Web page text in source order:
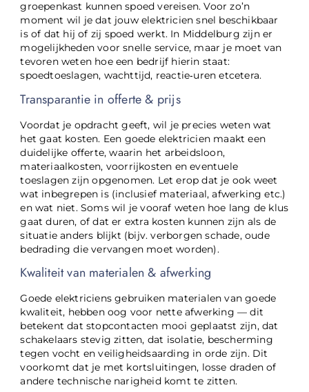
groepenkast kunnen spoed vereisen. Voor zo’n
moment wil je dat jouw elektricien snel beschikbaar
is of dat hij of zij spoed werkt. In Middelburg zijn er
mogelijkheden voor snelle service, maar je moet van
tevoren weten hoe een bedrijf hierin staat:
spoedtoeslagen, wachttijd, reactie‑uren etcetera.
Transparantie in offerte & prijs
Voordat je opdracht geeft, wil je precies weten wat
het gaat kosten. Een goede elektricien maakt een
duidelijke offerte, waarin het arbeidsloon,
materiaalkosten, voorrijkosten en eventuele
toeslagen zijn opgenomen. Let erop dat je ook weet
wat inbegrepen is (inclusief materiaal, afwerking etc.)
en wat niet. Soms wil je vooraf weten hoe lang de klus
gaat duren, of dat er extra kosten kunnen zijn als de
situatie anders blijkt (bijv. verborgen schade, oude
bedrading die vervangen moet worden).
Kwaliteit van materialen & afwerking
Goede elektriciens gebruiken materialen van goede
kwaliteit, hebben oog voor nette afwerking — dit
betekent dat stopcontacten mooi geplaatst zijn, dat
schakelaars stevig zitten, dat isolatie, bescherming
tegen vocht en veiligheidsaarding in orde zijn. Dit
voorkomt dat je met kortsluitingen, losse draden of
andere technische narigheid komt te zitten.